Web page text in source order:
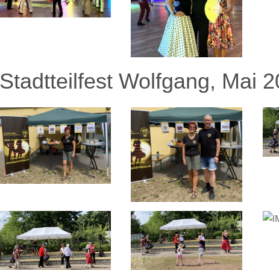
Stadtteilfest Wolfgang, Mai